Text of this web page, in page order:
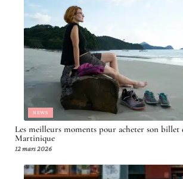
NEWS
Les meilleurs moments pour acheter son billet
Martinique
12 mars 2026